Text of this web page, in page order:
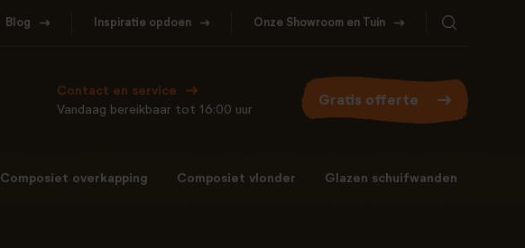
Blog Inspiratie opdoen Onze Showroom en Tuin
Contact en service
Vandaag bereikbaar tot 16:00 uur
Gratis offerte
Composiet overkapping Composiet vlonder Glazen schuifwanden